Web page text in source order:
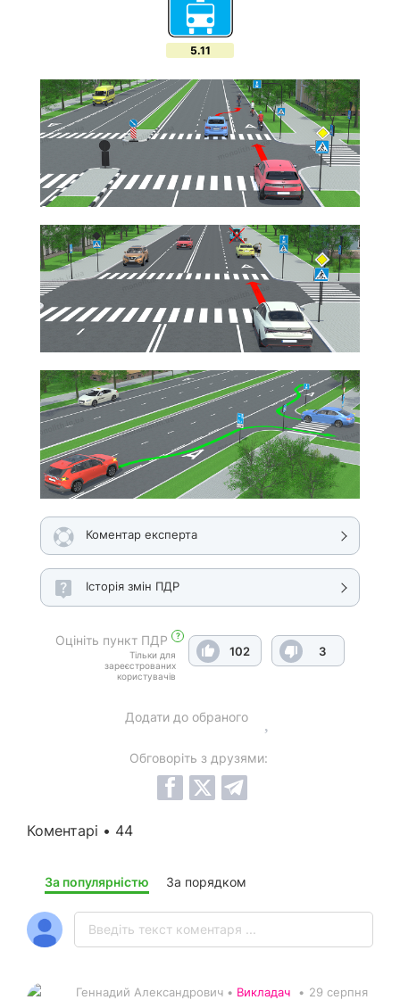
5.11
Коментар експерта
Історія змін ПДР
Оцініть пункт ПДР ?
Тільки для
зареєстрованих
користувачів
102 3
Додати до обраного
Обговоріть з друзями:
Коментарі • 44
За популярністю За порядком
Геннадий Александрович • Викладач • 29 серпня